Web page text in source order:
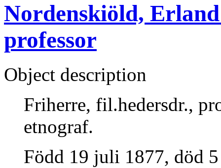
Nordenskiöld,
professor
Object description
Friherre, fil.hedersdr.,
etnograf.
Född 19 juli 1877, död